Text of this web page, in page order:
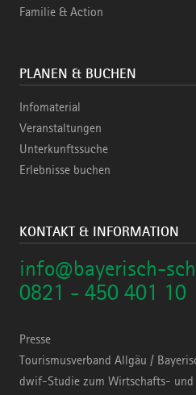
Familie & Action
PLANEN & BUCHEN
Infomaterial
Veranstaltungen
Unterkunftssuche
Erlebnisse buchen
KONTAKT & INFORMATION
info@bayerisch-
0821 - 450 401 10
Presse
Tourismusverband Allgäu /
dwif-Studie zum Wirtschafts-